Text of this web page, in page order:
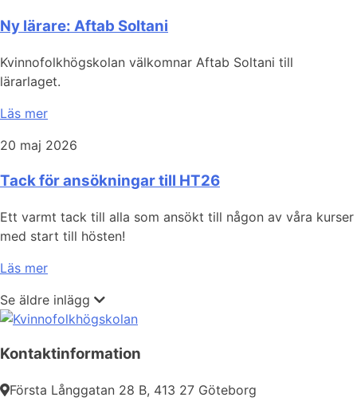
Ny lärare: Aftab Soltani
Kvinnofolkhögskolan välkomnar Aftab Soltani till
lärarlaget.
Läs mer
20 maj 2026
Tack för ansökningar till HT26
Ett varmt tack till alla som ansökt till någon av våra kurser
med start till hösten!
Läs mer
Se äldre inlägg
Kontaktinformation
Första Långgatan 28 B, 413 27 Göteborg